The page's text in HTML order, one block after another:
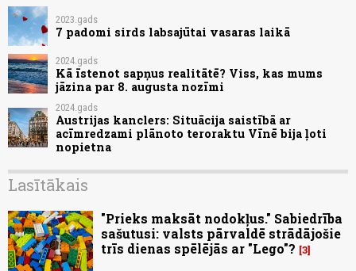
2023.gads
7 padomi sirds labsajūtai vasaras laikā
2024.gads
Kā īstenot sapņus realitātē? Viss, kas mums
jāzina par 8. augusta nozīmi
2024.gads
Austrijas kanclers: Situācija saistībā ar
acīmredzami plānoto teroraktu Vīnē bija ļoti
nopietna
Lasītākais
"Prieks maksāt nodokļus." Sabiedrība
sašutusi: valsts pārvaldē strādājošie
trīs dienas spēlējās ar "Lego"? 3